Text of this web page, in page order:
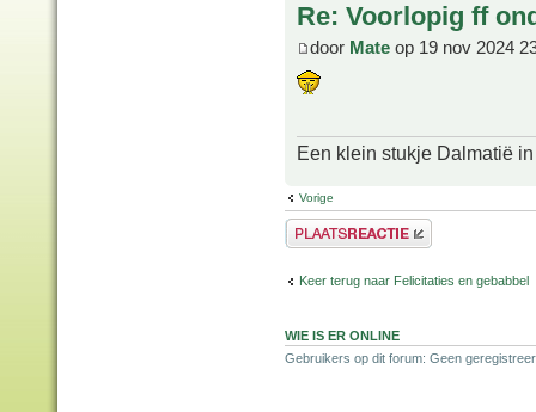
Re: Voorlopig ff
door Mate op 19 nov 2024
Een klein stukje Dalmatië
Vorige
Plaats een reactie
Keer terug naar Felicitaties en gebabbel
WIE IS ER ONLINE
Gebruikers op dit forum: Geen